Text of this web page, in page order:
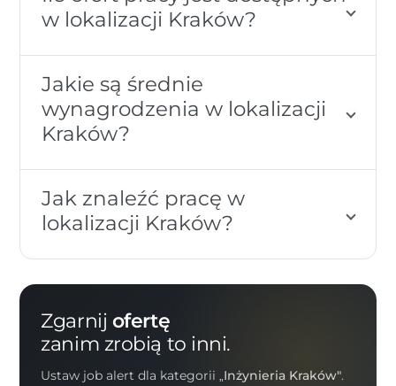
w lokalizacji Kraków?
Jakie są średnie
wynagrodzenia w lokalizacji
Kraków?
Jak znaleźć pracę w
lokalizacji Kraków?
Zgarnij ofertę
zanim zrobią to inni.
Ustaw job alert dla kategorii„Inżynieria Kraków".